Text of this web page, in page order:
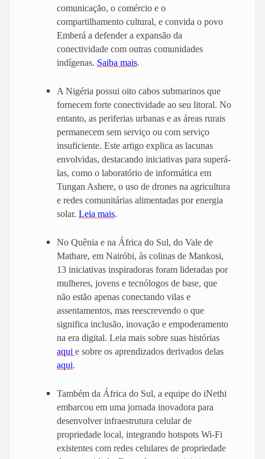
comunicação, o comércio e o
compartilhamento cultural, e convida o povo
Emberá a defender a expansão da
conectividade com outras comunidades
indígenas. Saiba mais.
A Nigéria possui oito cabos submarinos que
fornecem forte conectividade ao seu litoral. No
entanto, as periferias urbanas e as áreas rurais
permanecem sem serviço ou com serviço
insuficiente. Este artigo explica as lacunas
envolvidas, destacando iniciativas para superá-
las, como o laboratório de informática em
Tungan Ashere, o uso de drones na agricultura
e redes comunitárias alimentadas por energia
solar. Leia mais.
No Quênia e na África do Sul, do Vale de
Mathare, em Nairóbi, às colinas de Mankosi,
13 iniciativas inspiradoras foram lideradas por
mulheres, jovens e tecnólogos de base, que
não estão apenas conectando vilas e
assentamentos, mas reescrevendo o que
significa inclusão, inovação e empoderamento
na era digital. Leia mais sobre suas histórias
aqui e sobre os aprendizados derivados delas
aqui.
Também da África do Sul, a equipe do iNethi
embarcou em uma jornada inovadora para
desenvolver infraestrutura celular de
propriedade local, integrando hotspots Wi-Fi
existentes com redes celulares de propriedade